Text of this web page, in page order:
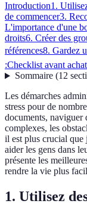
Introduction1.
de commencer3.
L'importance d'une
droits6. Créer des
références8. Gardez
:Checklist avant achat
Sommaire(12
Les démarches
stress pour de
documents, naviguer
complexes, les
il est plus crucial que
aider les gens dans
présente les
rendre la vie plus
1. Utilisez